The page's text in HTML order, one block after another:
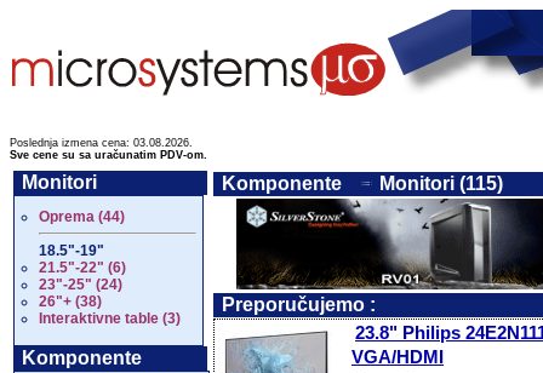
Poslednja izmena cena: 03.08.2026.
Sve cene su sa uračunatim PDV-om.
Monitori
Oprema (44)
18.5"-19"
21.5"-22" (6)
23"-25" (24)
26"+ (38)
Interaktivne table (3)
Komponente
Komponente Monitori (115)
Preporučujemo :
23.8" Philips
VGA/HDMI